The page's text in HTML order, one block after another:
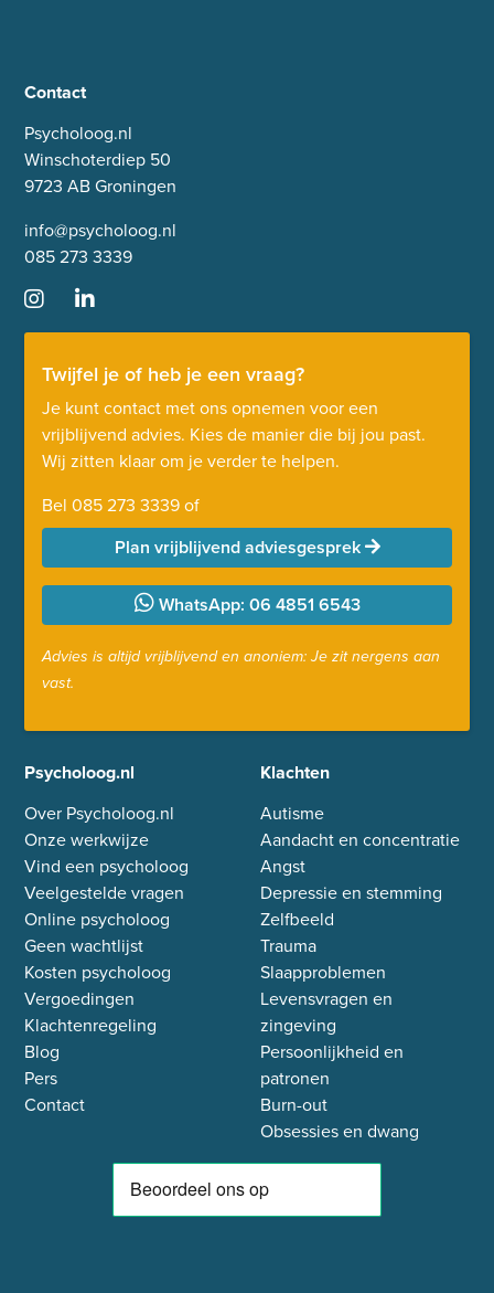
Contact
Psycholoog.nl
Winschoterdiep 50
9723 AB Groningen
info@psycholoog.nl
085 273 3339
Twijfel je of heb je een vraag?
Je kunt contact met ons opnemen voor een
vrijblijvend advies. Kies de manier die bij jou past.
Wij zitten klaar om je verder te helpen.
Bel 085 273 3339of
Plan vrijblijvend adviesgesprek
WhatsApp: 06 4851 6543
Advies is altijd vrijblijvend en anoniem: Je zit nergens aan
vast.
Psycholoog.nl
Over Psycholoog.nl
Onze werkwijze
Vind een psycholoog
Veelgestelde vragen
Online psycholoog
Geen wachtlijst
Kosten psycholoog
Vergoedingen
Klachtenregeling
Blog
Pers
Contact
Klachten
Autisme
Aandacht en concentratie
Angst
Depressie en stemming
Zelfbeeld
Trauma
Slaapproblemen
Levensvragen en
zingeving
Persoonlijkheid en
patronen
Burn-out
Obsessies en dwang